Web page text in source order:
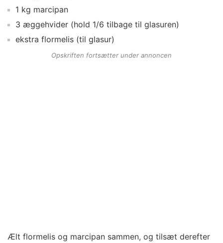
1 kg marcipan
3 æggehvider (hold 1/6 tilbage til glasuren)
ekstra flormelis (til glasur)
Opskriften fortsætter under annoncen
Ælt flormelis og marcipan sammen, og tilsæt derefter